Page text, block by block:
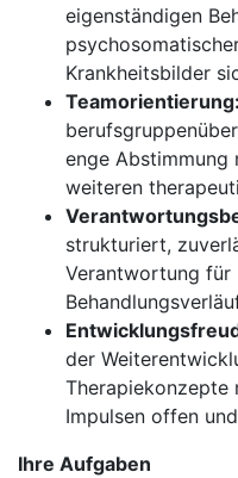
eigenständigen
Krankheitsbilder
Teamorientierung:
enge Abstimmung
weiteren
strukturiert,
Verantwortung für
der
Therapiekonzepte
Impulsen offen
Ihre Aufgaben